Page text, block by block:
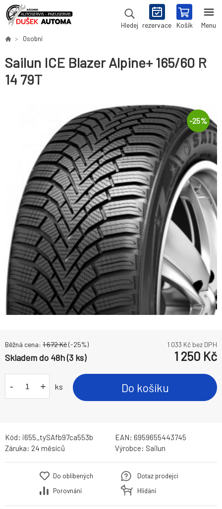
Hledej rezervace Košík Menu
Osobní
Sailun ICE Blazer Alpine+ 165/60 R
14 79T
-25%
Běžná cena: 1 672Kč(-25%) 1 033 Kč bez DPH
Skladem do 48h (3 ks) 1 250 Kč
- + ks Do košíku
Kód: i655_tySAfb97ca553b EAN: 6959655443745
Záruka: 24 měsíců Výrobce: Sailun
Do oblíbených
Porovnání
Dotaz prodejci
Hlídání